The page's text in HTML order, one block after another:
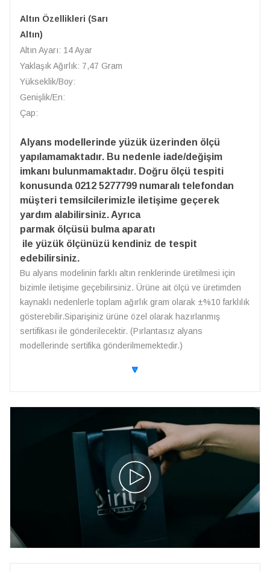
Altın Özellikleri (Sarı
Altın)
Altın Ayarı: 14 Ayar
Yaklaşık Ağırlık: 7,47 Gram
Yükseklik/Boy:
Genişlik/En:
Çap:
Alyans modellerinde yüzük üzerinden ölçü
yapılamamaktadır. Bu nedenle iade/değişim
imkanı bulunmamaktadır. Doğru ölçü tespiti
konusunda 0212 5277799 numaralı telefondan
müşteri temsilcilerimizle iletişime geçerek
yardım alabilirsiniz. Ayrıca
parmak ölçüsü bulma aparatı
ile yüzük ölçünüzü kendiniz de tespit
edebilirsiniz.
Bu alyans modelinin farklı altın renklerinde üretilmesi için
bizimle iletişime geçebilirsiniz. Ürüne ait ölçü ve üretimden
kaynaklı nedenlerle toplam ağırlık gram olarak ±%10 farklılık
gösterebilir.Siparişiniz ürüne özel olarak hazırlanmış
sertifikası ile gönderilecektir. (Pırlantasız alyans
modellerinde sertifika gönderilmemektedir.)
🔽